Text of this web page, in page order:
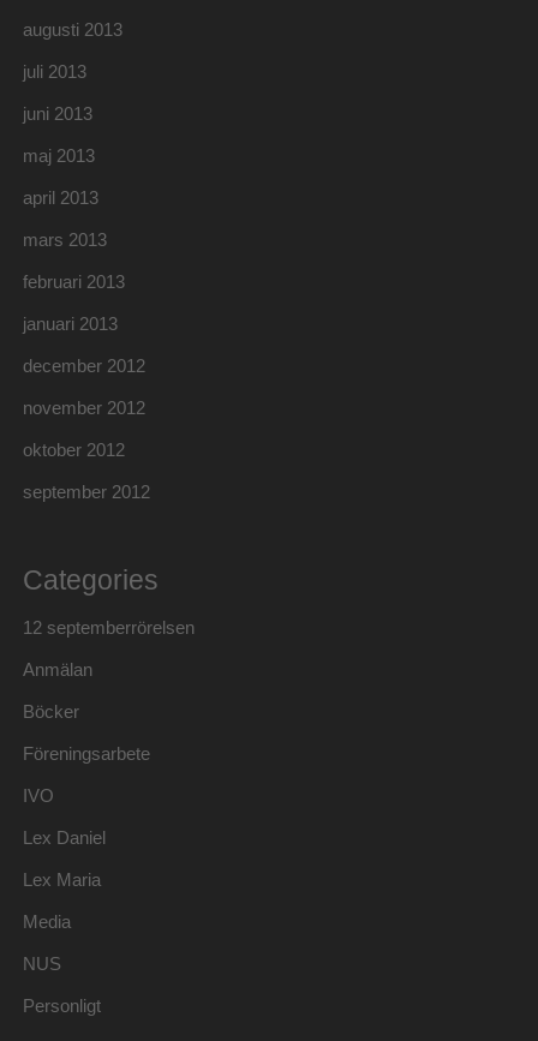
augusti 2013
juli 2013
juni 2013
maj 2013
april 2013
mars 2013
februari 2013
januari 2013
december 2012
november 2012
oktober 2012
september 2012
Categories
12 septemberrörelsen
Anmälan
Böcker
Föreningsarbete
IVO
Lex Daniel
Lex Maria
Media
NUS
Personligt